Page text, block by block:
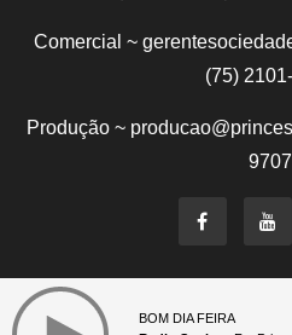
Comercial ~
(75)
Produção ~
9707
Um site pertencente a
BOM DIA FEIRA